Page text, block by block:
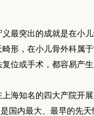
突出的成就是在小儿
，在小儿骨外科属于
位或手术，都容易产
知名的四大产院开展
国内最大、最早的先